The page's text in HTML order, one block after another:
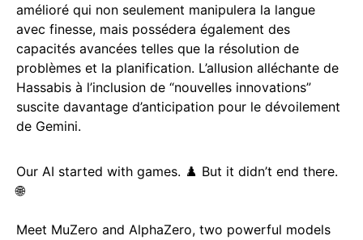
amélioré qui non seulement manipulera la langue
avec finesse, mais possédera également des
capacités avancées telles que la résolution de
problèmes et la planification. L’allusion alléchante de
Hassabis à l’inclusion de “nouvelles innovations”
suscite davantage d’anticipation pour le dévoilement
de Gemini.
Our AI started with games. ♟️ But it didn’t end there.
🌐
Meet MuZero and AlphaZero, two powerful models